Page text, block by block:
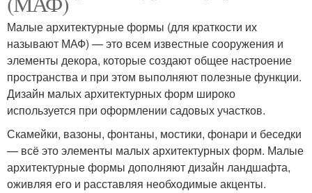
Малые архитектурные формы (для краткости их
называют МАФ) — это всем известные сооружения и
элементы декора, которые создают общее настроение
пространства и при этом выполняют полезные функции.
Дизайн малых архитектурных форм широко
используется при оформлении садовых участков.
Скамейки, вазоны, фонтаны, мостики, фонари и беседки
— всё это элементы малых архитектурных форм. Малые
архитектурные формы дополняют дизайн ландшафта,
оживляя его и расставляя необходимые акценты.